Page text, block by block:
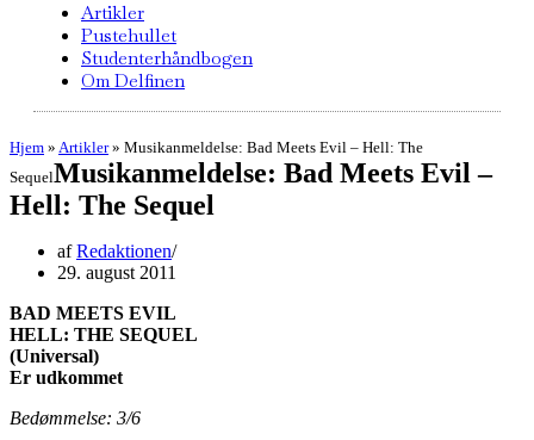
Artikler
Pustehullet
Studenterhåndbogen
Om Delfinen
Hjem » Artikler» Musikanmeldelse: Bad Meets Evil – Hell: The
SequelMusikanmeldelse: Bad Meets Evil –
Hell: The Sequel
afRedaktionen
29. august 2011
BAD MEETS EVIL
HELL: THE SEQUEL
(Universal)
Er udkommet
Bedømmelse: 3/6